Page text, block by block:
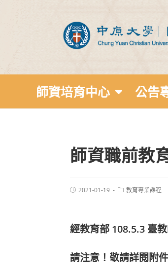
師資培育中心 公告
師資職前教
2021-01-19 教育專業課程
經教育部 108.5.3 臺
請注意！敬請詳閱附